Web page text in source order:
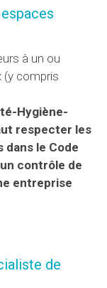
à un ou
(y compris
Hygiène-
respecter les
le Code
un contrôle de
entreprise
de